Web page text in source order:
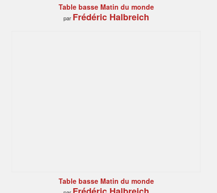
Table basse Matin du monde
par Frédéric Halbreich
Table basse Matin du monde